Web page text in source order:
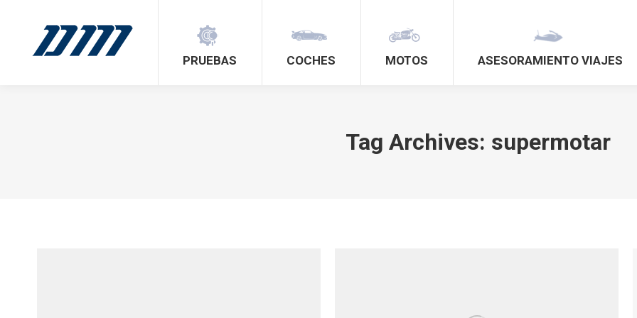
PRUEBAS COCHES MOTOS ASESORAMIENTO VIAJES
Tag Archives: supermotar